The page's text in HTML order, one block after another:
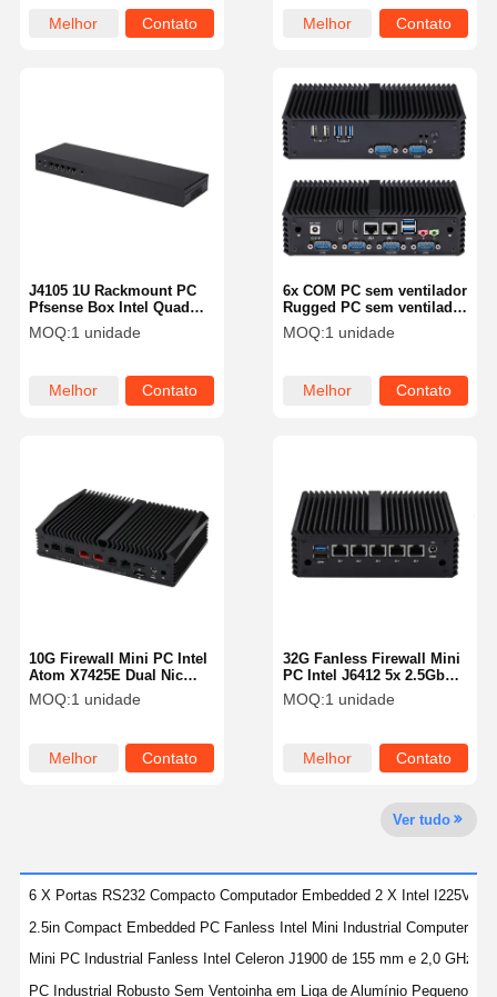
Controle De
Converse
Firewall Mini PC
Mini PC industrial
PC de Montagem em Rack 1U
Celeron Mini PC
Core Mini PC
Mini PC para Escritório
Melhor
Contato
Melhor
Contato
6x COM PC sem ventilador
Rugged PC sem ventilador
Intel Industrial Mini PC I5
4200U Dual LAN
MOQ:1 unidade
Melhor
Contato
J4105 1U Rackmount PC
Pfsense Box Intel Quad
Core 5 X 2.5GbE LAN
Servidor
MOQ:1 unidade
Melhor
Contato
32G Fanless Firewall Mini
PC Intel J6412 5x 2.5GbE
LAN 3 Firewall de exibição
155mm
MOQ:1 unidade
Melhor
Contato
10G Firewall Mini PC Intel
Atom X7425E Dual Nic
Mini Pc Pfsense RJ45
Rede
MOQ:1 unidade
Melhor
Contato
Ver tudo
6 X Portas RS232 Compacto Computador Embedded 2 X Intel I225V
2.5in Compact Embedded PC Fanless Intel Mini Industrial Computer
Mini PC Industrial Fanless Intel Celeron J1900 de 155 mm e 2,0 GHz,
PC Industrial Robusto Sem Ventoinha em Liga de Alumínio Pequeno